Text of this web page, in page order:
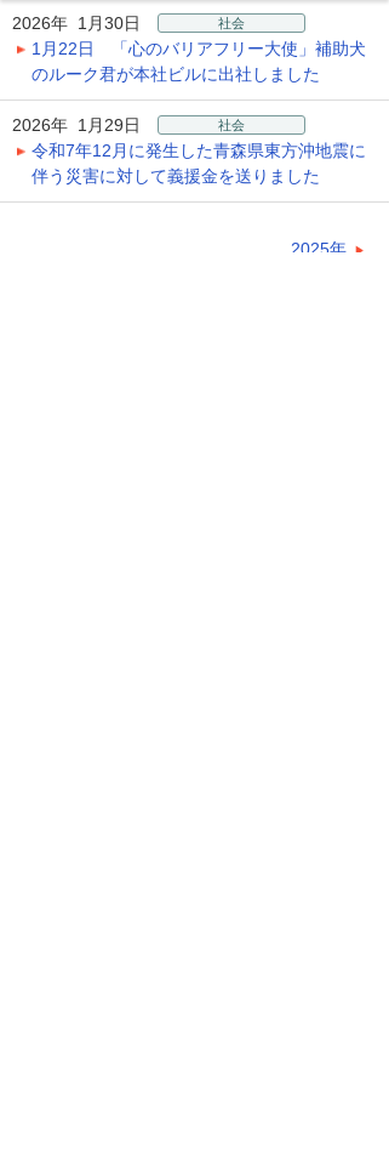
2026年 1月30日 社会
1月22日 「心のバリアフリー大使」補助犬
のルーク君が本社ビルに出社しました
2026年 1月29日 社会
令和7年12月に発生した青森県東方沖地震に
伴う災害に対して義援金を送りました
2025年